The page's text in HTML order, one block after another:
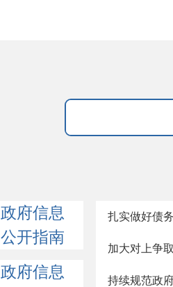
政府信息
公开指南
政府信息
扎实做好债
加大对上争
持续规范政